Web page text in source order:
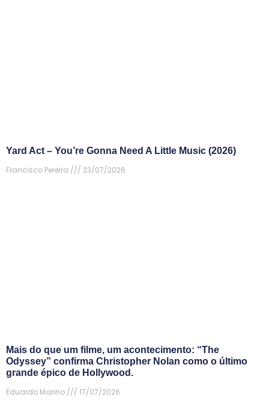
Yard Act – You’re Gonna Need A Little Music (2026)
Francisco Pereira
23/07/2026
Mais do que um filme, um acontecimento: “The
Odyssey” confirma Christopher Nolan como o último
grande épico de Hollywood.
Eduardo Marino
17/07/2026